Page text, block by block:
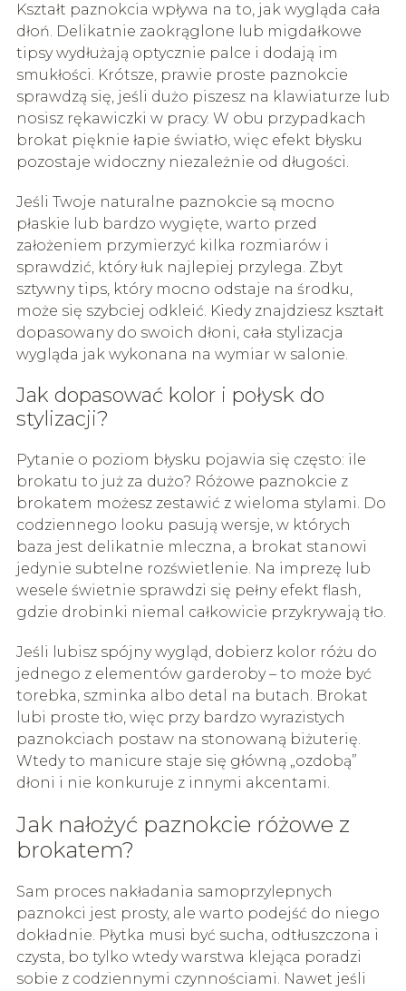
Kształt paznokcia wpływa na to, jak wygląda cała
dłoń. Delikatnie zaokrąglone lub migdałkowe
tipsy wydłużają optycznie palce i dodają im
smukłości. Krótsze, prawie proste paznokcie
sprawdzą się, jeśli dużo piszesz na klawiaturze lub
nosisz rękawiczki w pracy. W obu przypadkach
brokat pięknie łapie światło, więc efekt błysku
pozostaje widoczny niezależnie od długości.
Jeśli Twoje naturalne paznokcie są mocno
płaskie lub bardzo wygięte, warto przed
założeniem przymierzyć kilka rozmiarów i
sprawdzić, który łuk najlepiej przylega. Zbyt
sztywny tips, który mocno odstaje na środku,
może się szybciej odkleić. Kiedy znajdziesz kształt
dopasowany do swoich dłoni, cała stylizacja
wygląda jak wykonana na wymiar w salonie.
Jak dopasować kolor i połysk do
stylizacji?
Pytanie o poziom błysku pojawia się często: ile
brokatu to już za dużo? Różowe paznokcie z
brokatem możesz zestawić z wieloma stylami. Do
codziennego looku pasują wersje, w których
baza jest delikatnie mleczna, a brokat stanowi
jedynie subtelne rozświetlenie. Na imprezę lub
wesele świetnie sprawdzi się pełny efekt flash,
gdzie drobinki niemal całkowicie przykrywają tło.
Jeśli lubisz spójny wygląd, dobierz kolor różu do
jednego z elementów garderoby – to może być
torebka, szminka albo detal na butach. Brokat
lubi proste tło, więc przy bardzo wyrazistych
paznokciach postaw na stonowaną biżuterię.
Wtedy to manicure staje się główną „ozdobą”
dłoni i nie konkuruje z innymi akcentami.
Jak nałożyć paznokcie różowe z
brokatem?
Sam proces nakładania samoprzylepnych
paznokci jest prosty, ale warto podejść do niego
dokładnie. Płytka musi być sucha, odtłuszczona i
czysta, bo tylko wtedy warstwa klejąca poradzi
sobie z codziennymi czynnościami. Nawet jeśli